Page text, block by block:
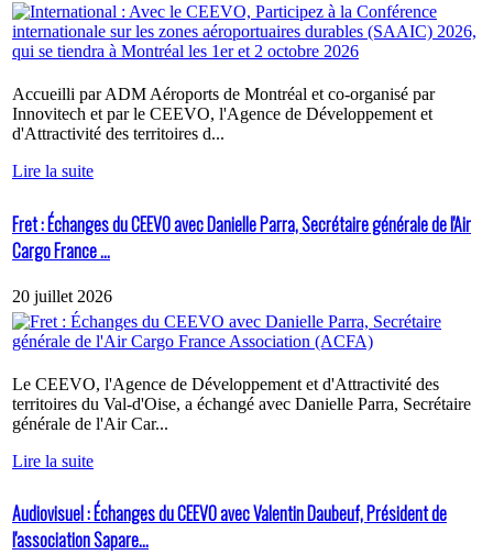
Accueilli par ADM Aéroports de Montréal et co-organisé par
Innovitech et par le CEEVO, l'Agence de Développement et
d'Attractivité des territoires d...
Lire la suite
Fret : Échanges du CEEVO avec Danielle Parra, Secrétaire générale de l'Air
Cargo France ...
20 juillet 2026
Le CEEVO, l'Agence de Développement et d'Attractivité des
territoires du Val-d'Oise, a échangé avec Danielle Parra, Secrétaire
générale de l'Air Car...
Lire la suite
Audiovisuel : Échanges du CEEVO avec Valentin Daubeuf, Président de
l'association Sapare...